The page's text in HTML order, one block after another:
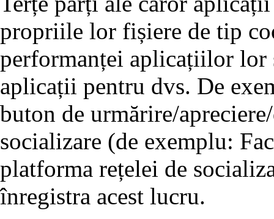
propriile lor fișiere de tip
performanței aplicațiilor lor
aplicații pentru dvs. De
buton de urmărire/
socializare (de exemplu:
platforma rețelei de
înregistra acest lucru.